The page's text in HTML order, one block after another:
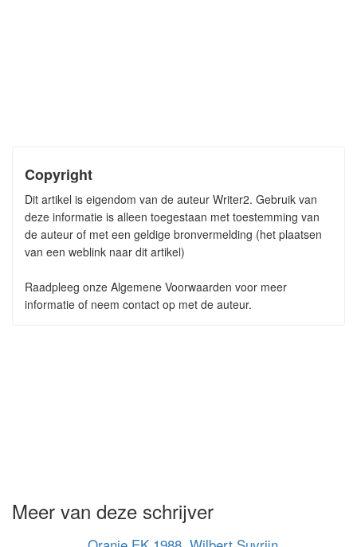
Copyright
Dit artikel is eigendom van de auteur Writer2. Gebruik van
deze informatie is alleen toegestaan met toestemming van
de auteur of met een geldige bronvermelding (het plaatsen
van een weblink naar dit artikel)
Raadpleeg onze Algemene Voorwaarden voor meer
informatie of neem contact op met de auteur.
Meer van deze schrijver